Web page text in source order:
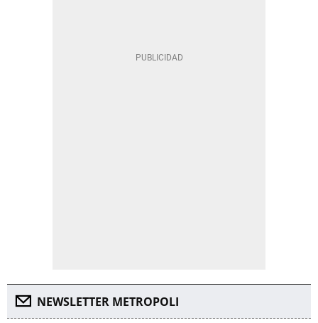
NEWSLETTER METROPOLI